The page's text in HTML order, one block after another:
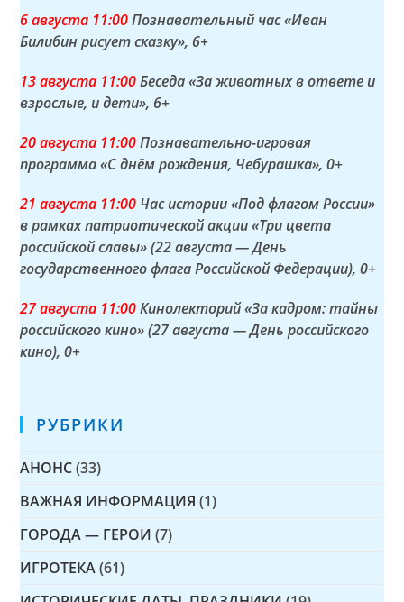
6 августа 11:00Познавательный час «Иван
Билибин рисует сказку», 6+
13 августа 11:00Беседа «За животных в ответе и
взрослые, и дети», 6+
20 августа 11:00Познавательно-игровая
программа «С днём рождения, Чебурашка», 0+
21 августа 11:00 Час истории «Под флагом России»
в рамках патриотической акции «Три цвета
российской славы» (22 августа — День
государственного флага Российской Федерации), 0+
27 августа 11:00Кинолекторий «За кадром: тайны
российского кино» (27 августа — День российского
кино), 0+
РУБРИКИ
АНОНС (33)
ВАЖНАЯ ИНФОРМАЦИЯ (1)
ГОРОДА — ГЕРОИ (7)
ИГРОТЕКА (61)